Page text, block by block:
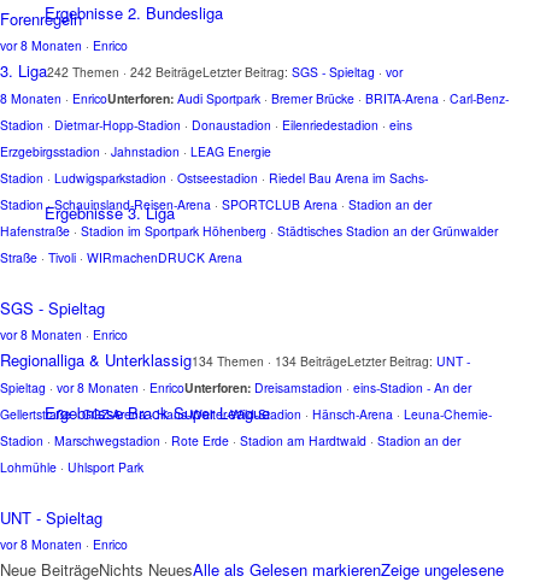
Ergebnisse 2. Bundesliga
Ergebnisse 3. Liga
Ergebnisse Brack Super League
Forenregeln
vor 8 Monaten · Enrico
3. Liga242 Themen · 242 BeiträgeLetzter Beitrag: SGS - Spieltag · vor
8 Monaten · EnricoUnterforen: Audi Sportpark · Bremer Brücke · BRITA-Arena · Carl-Benz-
Stadion · Dietmar-Hopp-Stadion · Donaustadion · Eilenriedestadion · eins
Erzgebirgsstadion · Jahnstadion · LEAG Energie
Stadion · Ludwigsparkstadion · Ostseestadion · Riedel Bau Arena im Sachs-
Stadion ·Schauinsland-Reisen-Arena · SPORTCLUB Arena · Stadion an der
Hafenstraße · Stadion im Sportpark Höhenberg · Städtisches Stadion an der Grünwalder
Straße · Tivoli · WIRmachenDRUCK Arena
SGS - Spieltag
vor 8 Monaten · Enrico
Regionalliga & Unterklassig134 Themen · 134 BeiträgeLetzter Beitrag: UNT -
Spieltag · vor 8 Monaten · EnricoUnterforen: Dreisamstadion · eins-Stadion - An der
Gellertstraße·GGZ-Arena·Hans-Walter-Wild-Stadion · Hänsch-Arena · Leuna-Chemie-
Stadion · Marschwegstadion · Rote Erde · Stadion am Hardtwald · Stadion an der
Lohmühle · Uhlsport Park
UNT - Spieltag
vor 8 Monaten · Enrico
Neue BeiträgeNichts NeuesAlle als Gelesen markierenZeige ungelesene